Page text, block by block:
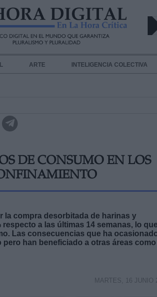
ARTE INTELIGENCIA COLECTIVA
DE CONSUMO EN LOS
la compra desorbitada de harinas y
a las últimas 14 semanas, lo
Las consecuencias que ha
han beneficiado a otras áreas como
MARTES, 16 JUNIO